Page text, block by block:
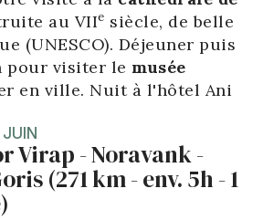
au VIIe siècle, de belle
(UNESCO). Déjeuner puis
pour visiter le musée
en ville. Nuit à l'hôtel Ani
Virap - Noravank -
(271 km - env. 5h - 1